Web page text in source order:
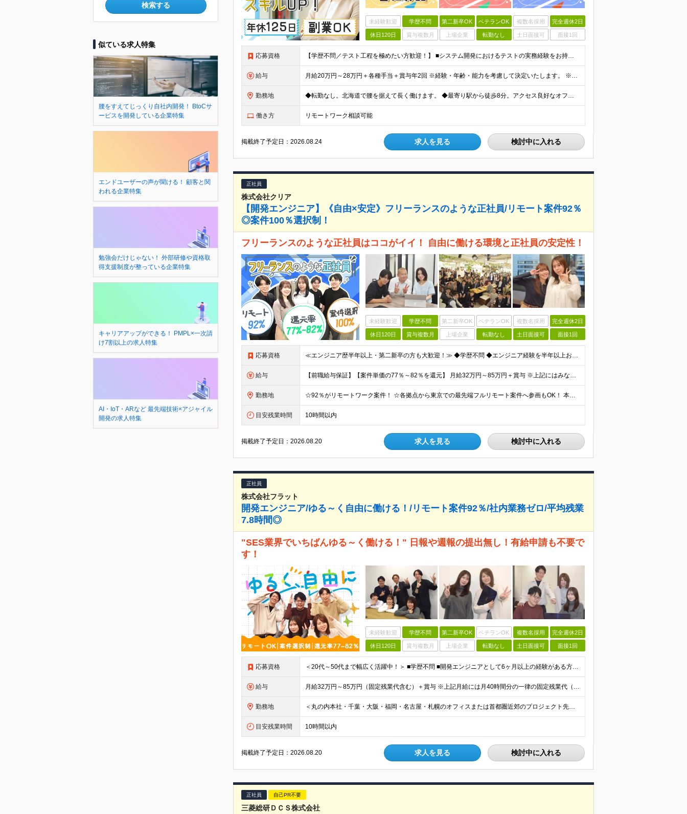
検索する
似ている求人特集
腰をすえてじっくり自社内開発！ BtoCサ
ービスを開発している企業特集
エンドユーザーの声が聞ける！ 顧客と関
われる企業特集
勉強会だけじゃない！ 外部研修や資格取
得支援制度が整っている企業特集
キャリアアップができる！ PMPL×一次請
け7割以上の求人特集
AI・IoT・ARなど 最先端技術×アジャイル
開発の求人特集
未経験歓迎 学歴不問 第二新卒OK ベテランOK 複数名採用 完全週休2日
休日120日 賞与複数月 上場企業 転勤なし 土日面接可 面接1回
応募資格 【学歴不問／テスト工程を極めたい方歓迎！】 ■システム開発におけるテストの実務経験をお持ちの方（単体・結合テスト等／合計で2〜3年程度を想定） ■基本的なPC操作ができる方 ≪こんな方にピッタリ≫
給与 月給20万円～28万円＋各種手当＋賞与年2回 ※経験・年齢・能力を考慮して決定いたします。 ※残業代は全額別途支給 ※試用期間3ヵ月あり。期間中の給与・待遇については下記の通り ・基本給 200,0
勤務地 ◆転勤なし。北海道で腰を据えて長く働けます。 ◆最寄り駅から徒歩8分。アクセス良好なオフィスです。 ＜本社＞ 北海道札幌市中央区北2条西18丁目1番地5 ※場合によりリモートワークも可 (変更の
働き方 リモートワーク相談可能
掲載終了予定日：2026.08.24 求人を見る 検討中に入れる
正社員
株式会社クリア
【開発エンジニア】《自由×安定》フリーランスのような正社員/リモート案件92％
◎案件100％選択制！
フリーランスのような正社員はココがイイ！ 自由に働ける環境と正社員の安定性！
未経験歓迎 学歴不問 第二新卒OK ベテランOK 複数名採用 完全週休2日
休日120日 賞与複数月 上場企業 転勤なし 土日面接可 面接1回
応募資格 ≪エンジニア歴半年以上・第二新卒の方も大歓迎！≫ ◆学歴不問 ◆エンジニア経験を半年以上お持ちの方 ◎ブランクのある方・社会人経験10年以上の方も歓迎！ ◎スキルチェンジも可能です
給与 【前職給与保証】【案件単価の77％～82％を還元】 月給32万円～85万円＋賞与 ※上記にはみなし残業手当（月40時間分、7万6200円～20万2400円）が含まれています。超過分は別途全額支給します
勤務地 ☆92％がリモートワーク案件！ ☆各拠点から東京での最先端フルリモート案件へ参画もOK！ 本社、大阪オフィス、名古屋オフィス、福岡オフィス、札幌オフィス、 または各地域のクライアント先での勤務となりま
目安残業時間 10時間以内
掲載終了予定日：2026.08.20 求人を見る 検討中に入れる
正社員
株式会社フラット
開発エンジニア/ゆる～く自由に働ける！/リモート案件92％/社内業務ゼロ/平均残業
7.8時間◎
"SES業界でいちばんゆる～く働ける！" 日報や週報の提出無し！有給申請も不要で
す！
未経験歓迎 学歴不問 第二新卒OK ベテランOK 複数名採用 完全週休2日
休日120日 賞与複数月 上場企業 転勤なし 土日面接可 面接1回
応募資格 ＜20代～50代まで幅広く活躍中！＞ ■学歴不問 ■開発エンジニアとして6ヶ月以上の経験がある方 ＜以下のような方を歓迎します＞ ◇ゆる～く自由に働ける職場を探している方 ◇面倒な社内業務のないス
給与 月給32万円～85万円（固定残業代含む）＋賞与 ※上記月給には月40時間分の一律の固定残業代（月7万6,200円～20万2,400円）が含まれます。超過分は別途全額支給します。 ※給与は経験・能力を
勤務地 ＜丸の内本社・千葉・大阪・福岡・名古屋・札幌のオフィスまたは首都圏近郊のプロジェクト先＞ ※転勤はありません ※勤務地はあなたの希望を最大限考慮します ※リモートワークもご相談下さい ■丸の内本社
目安残業時間 10時間以内
掲載終了予定日：2026.08.20 求人を見る 検討中に入れる
正社員 自己PR不要
三菱総研ＤＣＳ株式会社